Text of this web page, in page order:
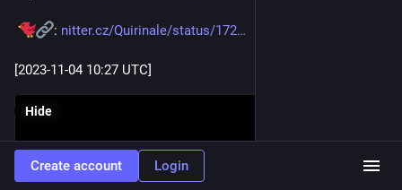
: nitter.cz/Quirinale/status/172
[2023-11-04 10:27 UTC]
Hide
Create account Login